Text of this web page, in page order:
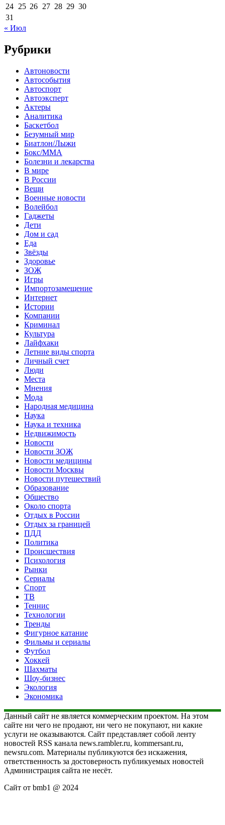
24 25 26 27 28 29 30
31
« Июл
Рубрики
Автоновости
Автособытия
Автоспорт
Автоэксперт
Актеры
Аналитика
Баскетбол
Безумный мир
Биатлон/Лыжи
Бокс/MMA
Болезни и лекарства
В мире
В России
Вещи
Военные новости
Волейбол
Гаджеты
Дети
Дом и сад
Еда
Звёзды
Здоровье
ЗОЖ
Игры
Импортозамещение
Интернет
Истории
Компании
Криминал
Культура
Лайфхаки
Летние виды спорта
Личный счет
Люди
Места
Мнения
Мода
Народная медицина
Наука
Наука и техника
Недвижимость
Новости
Новости ЗОЖ
Новости медицины
Новости Москвы
Новости путешествий
Образование
Общество
Около спорта
Отдых в России
Отдых за границей
ПДД
Политика
Происшествия
Психология
Рынки
Сериалы
Спорт
ТВ
Теннис
Технологии
Тренды
Фигурное катание
Фильмы и сериалы
Футбол
Хоккей
Шахматы
Шоу-бизнес
Экология
Экономика
Данный сайт не является коммерческим проектом. На этом
сайте ни чего не продают, ни чего не покупают, ни какие
услуги не оказываются. Сайт представляет собой ленту
новостей RSS канала news.rambler.ru, kommersant.ru,
newsru.com. Материалы публикуются без искажения,
ответственность за достоверность публикуемых новостей
Администрация сайта не несёт.
Сайт от bmb1 @ 2024